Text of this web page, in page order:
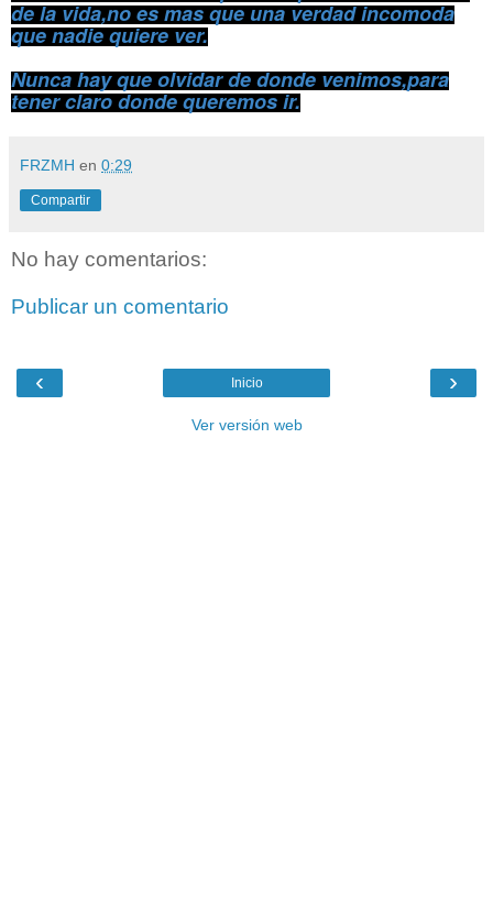
de la vida,no es mas que una verdad incomoda
que nadie quiere ver.
Nunca hay que olvidar de donde venimos,para
tener claro donde queremos ir.
FRZMH en 0:29
Compartir
No hay comentarios:
Publicar un comentario
‹ ›
Inicio
Ver versión web